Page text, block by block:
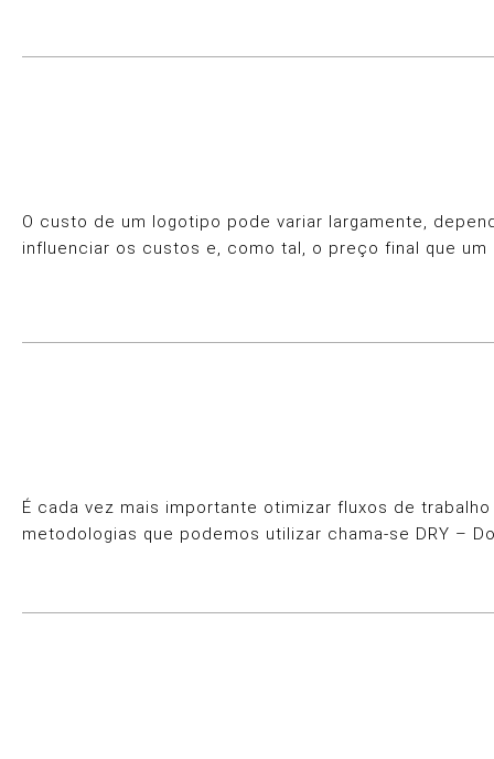
O custo de um logotipo pode variar largamente,
influenciar os custos e, como tal, o preço final que um
É cada vez mais importante otimizar fluxos de
metodologias que podemos utilizar chama-se DRY –